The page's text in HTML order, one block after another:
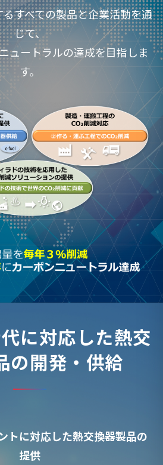
すべての製品と企業活動を通
じて、
ュートラルの達成を目指しま
す。
に対応した熱交
の開発・供給
トに対応した熱交換器製品の
提供